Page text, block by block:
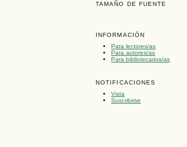
TAMAÑO DE FUENTE
INFORMACIÓN
Para lectores/as
Para autores/as
Para bibliotecarios/as
NOTIFICACIONES
Vista
Suscribirse